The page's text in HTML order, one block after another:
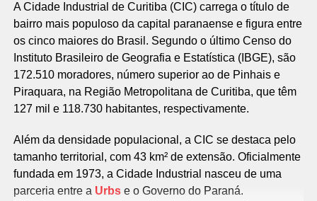
A Cidade Industrial de Curitiba (CIC) carrega o título de
bairro mais populoso da capital paranaense e figura entre
os cinco maiores do Brasil. Segundo o último Censo do
Instituto Brasileiro de Geografia e Estatística (IBGE), são
172.510 moradores, número superior ao de Pinhais e
Piraquara, na Região Metropolitana de Curitiba, que têm
127 mil e 118.730 habitantes, respectivamente.
Além da densidade populacional, a CIC se destaca pelo
tamanho territorial, com 43 km² de extensão. Oficialmente
fundada em 1973, a Cidade Industrial nasceu de uma
parceria entre a Urbse o Governo do Paraná.